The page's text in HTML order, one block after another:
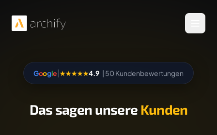
Google|★★★★★4.9 | 50 Kundenbewertungen
Das sagen unsere Kunden